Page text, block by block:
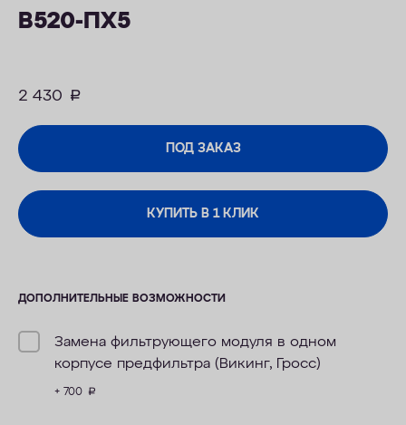
В520-ПХ5
2 430 руб.
ПОД ЗАКАЗ
КУПИТЬ В 1 КЛИК
ДОПОЛНИТЕЛЬНЫЕ ВОЗМОЖНОСТИ
Замена фильтрующего модуля в одном
корпусе предфильтра (Викинг, Гросс)
+ 700 руб.